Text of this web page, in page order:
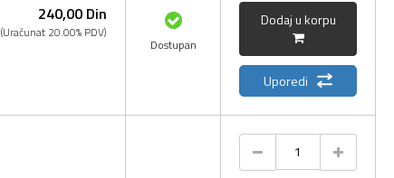
240,00 Din
(Uračunat 20.00% PDV)
Dostupan
Dodaj u korpu
Uporedi